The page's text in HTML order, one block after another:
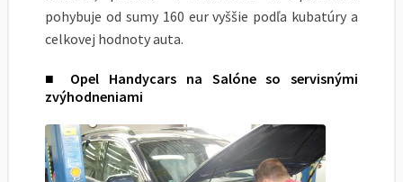
pohybuje od sumy 160 eur vyššie podľa kubatúry a
celkovej hodnoty auta.
■ Opel Handycars na Salóne so servisnými
zvýhodneniami